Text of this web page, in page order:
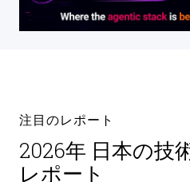
注目のレポート
2026年 日本の技
レポート